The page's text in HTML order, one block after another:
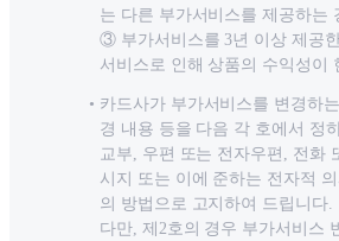
는 다른 부가서비스를 제공하는
③ 부가서비스를 3년 이상 제공
서비스로 인해 상품의 수익성이
카드사가 부가서비스를 변경하
경 내용 등을 다음 각 호에서 정
교부, 우편 또는 전자우편, 전화
시지 또는 이에 준하는 전자적
의 방법으로 고지하여 드립니다.
다만, 제2호의 경우 부가서비스